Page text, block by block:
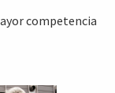
competencia